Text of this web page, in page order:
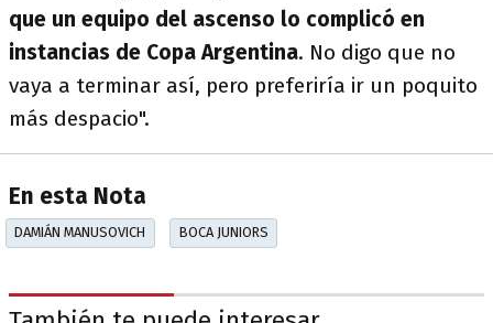
que un equipo del ascenso lo complicó en
instancias de Copa Argentina. No digo que no
vaya a terminar así, pero preferiría ir un poquito
más despacio".
En esta Nota
DAMIÁN MANUSOVICH BOCA JUNIORS